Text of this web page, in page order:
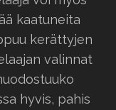
kaatuneita
kerättyjen
valinnat
hyvis, pahis